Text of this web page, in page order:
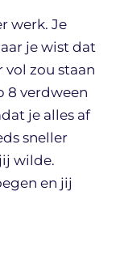
werk. Je
je wist dat
vol zou staan
8 verdween
je alles af
sneller
wilde.
en jij